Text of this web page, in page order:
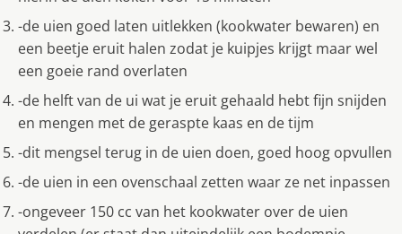
-de uien goed laten uitlekken (kookwater bewaren) en
een beetje eruit halen zodat je kuipjes krijgt maar wel
een goeie rand overlaten
-de helft van de ui wat je eruit gehaald hebt fijn snijden
en mengen met de geraspte kaas en de tijm
-dit mengsel terug in de uien doen, goed hoog opvullen
-de uien in een ovenschaal zetten waar ze net inpassen
-ongeveer 150 cc van het kookwater over de uien